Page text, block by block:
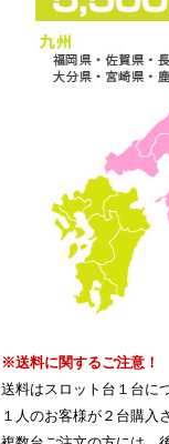
※送料に関するご注意！
送料はスロット台１台に
１人のお客様が２台購入